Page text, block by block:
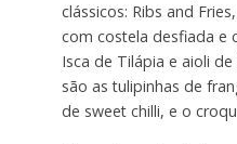
clássicos: Ribs and
com costela desfiada e
Isca de Tilápia e aioli
são as tulipinhas de
de sweet chilli, e o